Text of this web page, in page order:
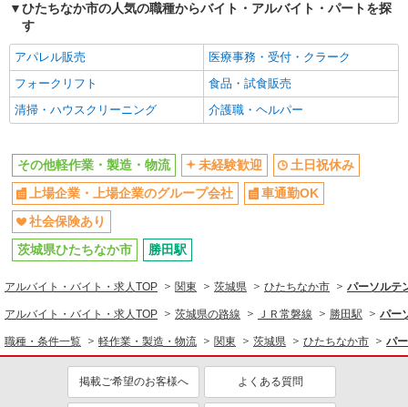
未経験歓迎
土日祝休み
社
社会保険あり
ひたちなか市の人気の職種からバイト・アルバイト・パートを探
す
アパレル販売
医療事務・受付・クラーク
フォークリフト
食品・試食販売
清掃・ハウスクリーニング
介護職・ヘルパー
その他軽作業・製造・物流 未経験歓迎
土日祝休み
上場企業・上場企業のグループ会社
車通勤OK
社会保険あり
茨城県ひたちなか市
勝田駅
アルバイト・バイト・求人TOP 関東 茨城県 ひたちなか市 パーソルテ
アルバイト・バイト・求人TOP 茨城県の路線 ＪＲ常磐線 勝田駅 パー
職種・条件一覧 軽作業・製造・物流 関東 茨城県 ひたちなか市 パ
掲載ご希望のお客様へ よくある質問